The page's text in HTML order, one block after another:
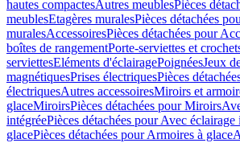
hautes compactesAutres meublesPièces
meublesEtagères muralesPièces détachées
muralesAccessoiresPièces détachées pour
boîtes de rangementPorte-serviettes et
serviettesEléments d'éclairagePoignéesJeux
magnétiquesPrises électriquesPièces
électriquesAutres accessoiresMiroirs et
glaceMiroirsPièces détachées pour Miroirs
intégréePièces détachées pour Avec éclairage
glacePièces détachées pour Armoires à glace